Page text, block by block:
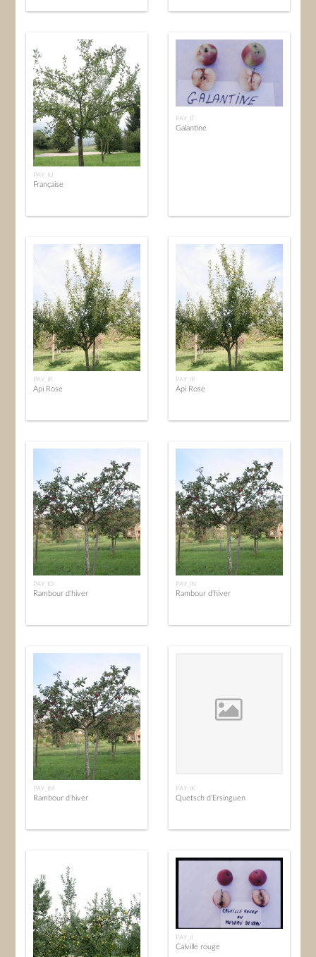
PAY_IU
Française
PAY_IT
Galantine
PAY_IR
Api Rose
PAY_IP
Api Rose
PAY_IO
Rambour d'hiver
PAY_IN
Rambour d'hiver
PAY_IM
Rambour d'hiver
PAY_IK
Quetsch d'Ersinguen
PAY_II
Calville rouge